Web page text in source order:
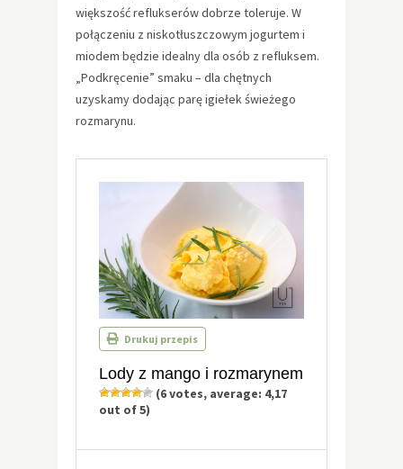
większość reflukserów dobrze toleruje. W
połączeniu z niskotłuszczowym jogurtem i
miodem będzie idealny dla osób z refluksem.
„Podkręcenie” smaku – dla chętnych
uzyskamy dodając parę igiełek świeżego
rozmarynu.
Drukuj przepis
Lody z mango i rozmarynem
(6votes, average: 4,17
out of 5)